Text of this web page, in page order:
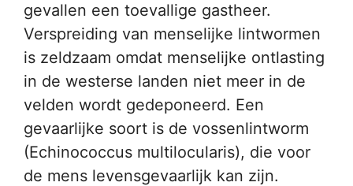
gevallen een toevallige gastheer.
Verspreiding van menselijke lintwormen
is zeldzaam omdat menselijke ontlasting
in de westerse landen niet meer in de
velden wordt gedeponeerd. Een
gevaarlijke soort is de vossenlintworm
(Echinococcus multilocularis), die voor
de mens levensgevaarlijk kan zijn.